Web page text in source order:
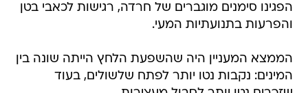
הפגינו סימנים מוגברים של חרדה, רגישות לכאבי בטן
והפרעות בתנועתיות המעי.
הממצא המעניין היה שהשפעת הלחץ הייתה שונה בין
המינים: נקבות נטו יותר לפתח שלשולים, בעוד